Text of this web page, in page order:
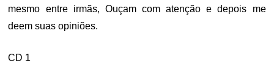
mesmo entre irmãs, Ouçam com atenção e depois me
deem suas opiniões.
CD 1